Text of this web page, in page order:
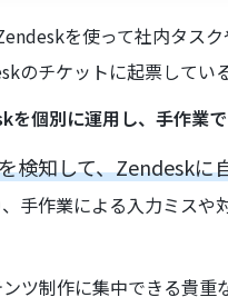
を使って社内タス
のチケットに起票して
個別に運用し、手作業
検知して、Zendeskに
手作業による入力ミス
ツ制作に集中できる貴